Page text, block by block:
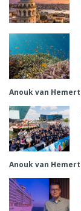
Anouk van Hemert
Anouk van Hemert